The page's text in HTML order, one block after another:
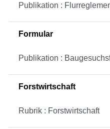
Publikation :
Formular
Publikation :
Forstwirtschaft
Rubrik : Forstwirtschaft